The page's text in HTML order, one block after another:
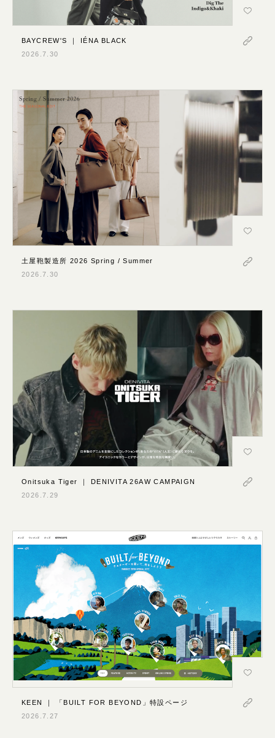
BAYCREW'S ｜ IÉNA BLACK
2026.7.30
土屋鞄製造所 2026 Spring / Summer
2026.7.30
Onitsuka Tiger ｜ DENIVITA 26AW CAMPAIGN
2026.7.29
KEEN ｜ 「BUILT FOR BEYOND」特設ページ
2026.7.27
GIF・アニメーション
モバイルファースト
イラストが動く
背景が動く
文字が動く
メインビジュアルが印象的
ユーザー参加型
すべての絞り込みをリセット